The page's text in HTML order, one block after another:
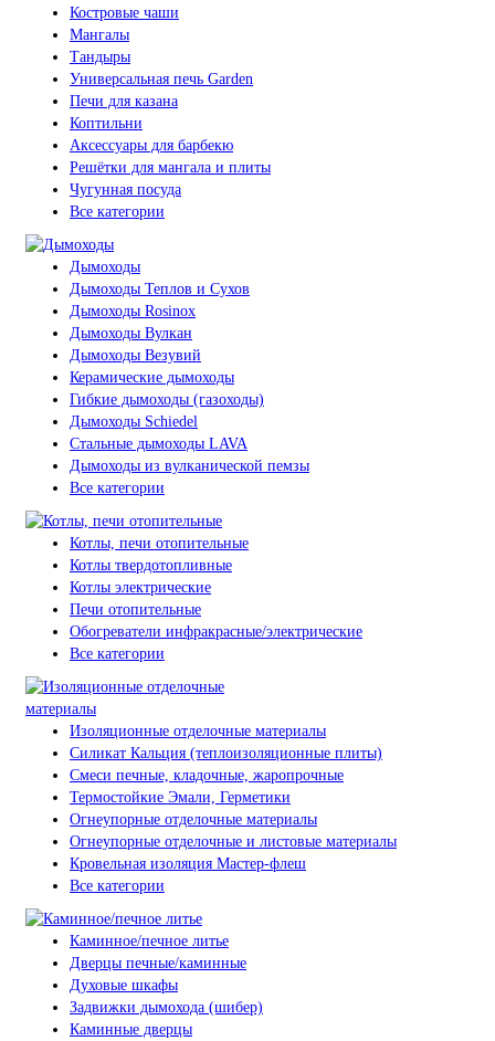
Костровые чаши
Мангалы
Тандыры
Универсальная печь Garden
Печи для казана
Коптильни
Аксессуары для барбекю
Решётки для мангала и плиты
Чугунная посуда
Все категории
Дымоходы
Дымоходы Теплов и Сухов
Дымоходы Rosinox
Дымоходы Вулкан
Дымоходы Везувий
Керамические дымоходы
Гибкие дымоходы (газоходы)
Дымоходы Schiedel
Стальные дымоходы LAVA
Дымоходы из вулканической пемзы
Все категории
Котлы, печи отопительные
Котлы твердотопливные
Котлы электрические
Печи отопительные
Обогреватели инфракрасные/электрические
Все категории
Изоляционные отделочные материалы
Силикат Кальция (теплоизоляционные плиты)
Смеси печные, кладочные, жаропрочные
Термостойкие Эмали, Герметики
Огнеупорные отделочные материалы
Огнеупорные отделочные и листовые материалы
Кровельная изоляция Мастер-флеш
Все категории
Каминное/печное литье
Дверцы печные/каминные
Духовые шкафы
Задвижки дымохода (шибер)
Каминные дверцы